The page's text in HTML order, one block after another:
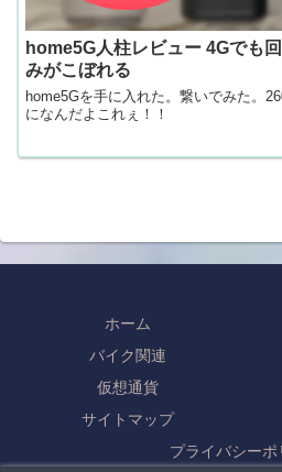
home5G人柱レビュー 4Gでも
みがこぼれる
home5Gを手に入れた。繋いでみた。
になんだよこれぇ！！
ホーム
バイク関連
仮想通貨
サイトマップ
プライバシーポ